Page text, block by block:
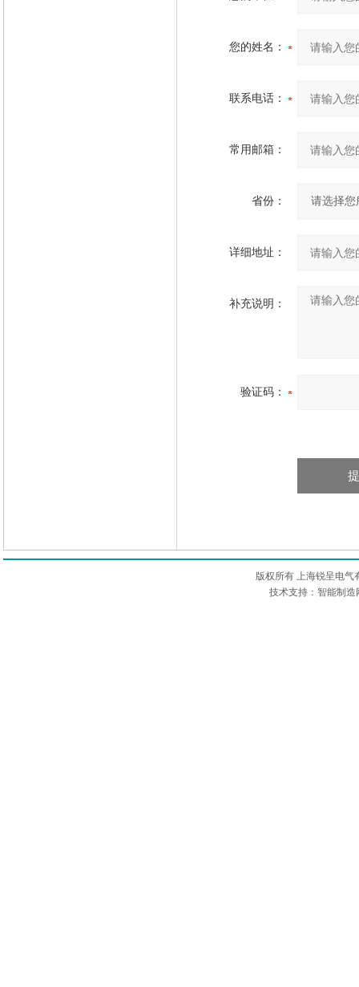
您的姓名：
联系电话：
常用邮箱：
省份：
详细地址：
补充说明：
验证码：
版权所有 上海锐呈电气
技术支持：智能制造